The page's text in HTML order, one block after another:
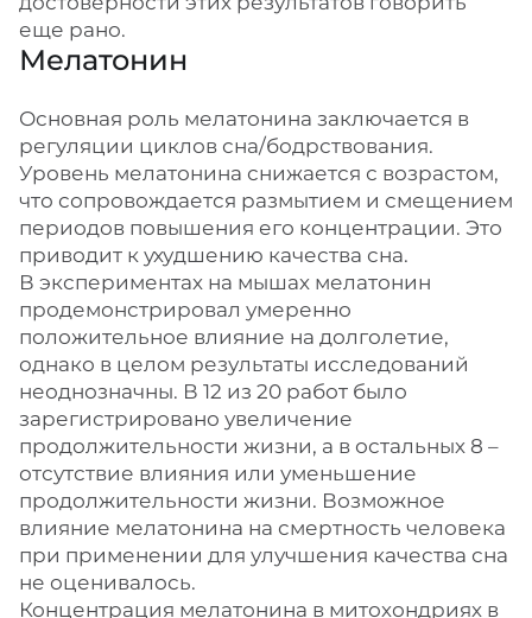
еще рано.
Мелатонин
Основная роль мелатонина заключается в
регуляции циклов сна/бодрствования.
Уровень мелатонина снижается с возрастом,
что сопровождается размытием и смещением
периодов повышения его концентрации. Это
приводит к ухудшению качества сна.
В экспериментах на мышах мелатонин
продемонстрировал умеренно
положительное влияние на долголетие,
однако в целом результаты исследований
неоднозначны. В 12 из 20 работ было
зарегистрировано увеличение
продолжительности жизни, а в остальных 8 –
отсутствие влияния или уменьшение
продолжительности жизни. Возможное
влияние мелатонина на смертность человека
при применении для улучшения качества сна
не оценивалось.
Концентрация мелатонина в митохондриях в